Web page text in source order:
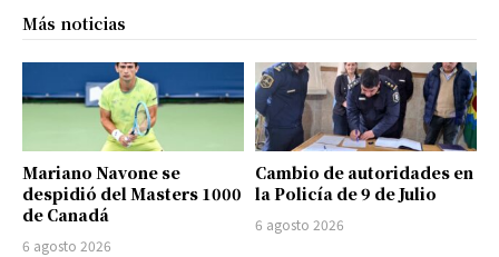
Más noticias
Mariano Navone se
despidió del Masters 1000
de Canadá
6 agosto 2026
Cambio de autoridades en
la Policía de 9 de Julio
6 agosto 2026